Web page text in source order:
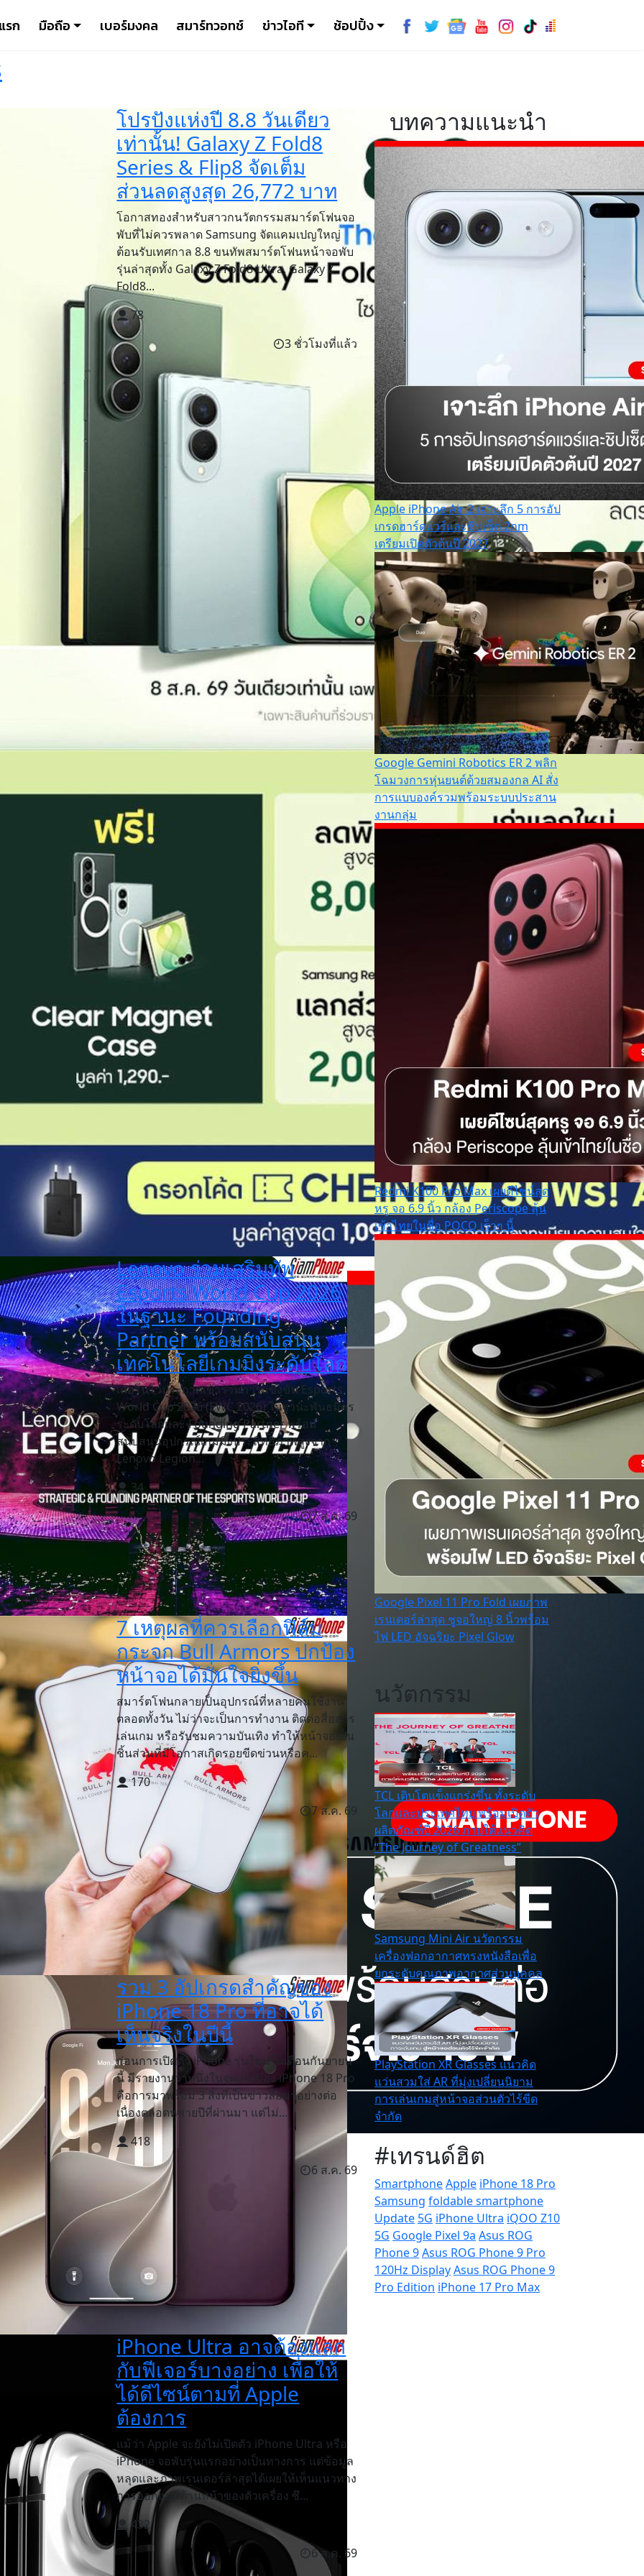
รก มือถือ เบอร์มงคล สมาร์ทวอทช์ ข่าวไอที ช้อปปิ้ง
โปรปังแห่งปี 8.8 วันเดียว
เท่านั้น! Galaxy Z Fold8
Series & Flip8 จัดเต็ม
ส่วนลดสูงสุด 26,772 บาท
โอกาสทองสำหรับสาวกนวัตกรรมสมาร์ตโฟนจอ
พับที่ไม่ควรพลาด Samsung จัดแคมเปญใหญ่
ต้อนรับเทศกาล 8.8 ขนทัพสมาร์ตโฟนหน้าจอพับ
รุ่นล่าสุดทั้ง Galaxy Z Fold8 Ultra, Galaxy Z
Fold8...
78
3 ชั่วโมงที่แล้ว
Lenovo ร่วมเสริมทัพ
Esports World Cup 2026
ในฐานะ Founding
Partner พร้อมสนับสนุน
เทคโนโลยีเกมมิ่งระดับโลก
เลอโนโวประกาศเข้าร่วมการแข่งขัน Esports
World Cup 2026 (EWC 2026) ในฐานะพันธมิตร
ระดับโลกและ Founding Partner พร้อม
สนับสนุนอุปกรณ์เกมมิ่งประสิทธิภาพสูงจาก
Lenovo Legion...
34
7 ส.ค. 69
7 เหตุผลที่ควรเลือกฟิล์ม
กระจก Bull Armors ปกป้อง
หน้าจอได้มั่นใจยิ่งขึ้น
สมาร์ตโฟนกลายเป็นอุปกรณ์ที่หลายคนใช้งาน
ตลอดทั้งวัน ไม่ว่าจะเป็นการทำงาน ติดต่อสื่อสาร
เล่นเกม หรือรับชมความบันเทิง ทำให้หน้าจอเป็น
ชิ้นส่วนที่มีโอกาสเกิดรอยขีดข่วนหรือค...
170
7 ส.ค. 69
รวม 3 อัปเกรดสำคัญของ
iPhone 18 Pro ที่อาจได้
เห็นจริงในปีนี้
ก่อนการเปิดตัว iPhone รุ่นใหม่ในเดือนกันยายน
นี้ มีรายงานว่าหนึ่งในจุดเด่นของ iPhone 18 Pro
คือการมาพร้อม 3 สิ่งที่เป็นข่าวลือมาอย่างต่อ
เนื่องตลอดหลายปีที่ผ่านมา แต่ไม่...
418
6 ส.ค. 69
iPhone Ultra อาจต้องแลก
กับฟีเจอร์บางอย่าง เพื่อให้
ได้ดีไซน์ตามที่ Apple
ต้องการ
แม้ว่า Apple จะยังไม่เปิดตัว iPhone Ultra หรือ
iPhone จอพับรุ่นแรกอย่างเป็นทางการ แต่ข้อมูล
หลุดและภาพเรนเดอร์ล่าสุดได้เผยให้เห็นแนวทาง
การออกแบบด้านหน้าของตัวเครื่อง ซึ...
432
6 ส.ค. 69
บทความแนะนำ
Apple iPhone Air 2 เจาะลึก 5 การอัป
เกรดฮาร์ดแวร์และชิปเซ็ต 2nm
เตรียมเปิดตัวต้นปี 2027
Google Gemini Robotics ER 2 พลิก
โฉมวงการหุ่นยนต์ด้วยสมองกล AI สั่ง
การแบบองค์รวมพร้อมระบบประสาน
งานกลุ่ม
Redmi K100 Pro Max เผยดีไซน์สุด
หรู จอ 6.9 นิ้ว กล้อง Periscope ลุ้น
เข้าไทยในชื่อ POCO เร็วๆ นี้
Google Pixel 11 Pro Fold เผยภาพ
เรนเดอร์ล่าสุด ชูจอใหญ่ 8 นิ้วพร้อม
ไฟ LED อัจฉริยะ Pixel Glow
นวัตกรรม
TCL เติบโตแข็งแกร่งขึ้น ทั้งระดับ
โลกและประเทศไทย พร้อมเปิดตัว
ผลิตภัณฑ์ปี 2026 ภายใต้แนวคิด
“The Journey of Greatness”
Samsung Mini Air นวัตกรรม
เครื่องฟอกอากาศทรงหนังสือเพื่อ
ยกระดับคุณภาพอากาศส่วนบุคคล
PlayStation XR Glasses แนวคิด
แว่นสวมใส่ AR ที่มุ่งเปลี่ยนนิยาม
การเล่นเกมสู่หน้าจอส่วนตัวไร้ขีด
จำกัด
#เทรนด์ฮิต
SmartphoneApple iPhone 18 Pro
Samsung foldable smartphone
Update 5G iPhone Ultra iQOO Z10
5G Google Pixel 9a Asus ROG
Phone 9Asus ROG Phone 9 Pro
120Hz DisplayAsus ROG Phone 9
Pro Edition iPhone 17 Pro Max